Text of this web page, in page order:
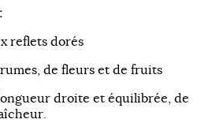
:
reflets dorés
de fleurs et de fruits
droite et équilibrée, de